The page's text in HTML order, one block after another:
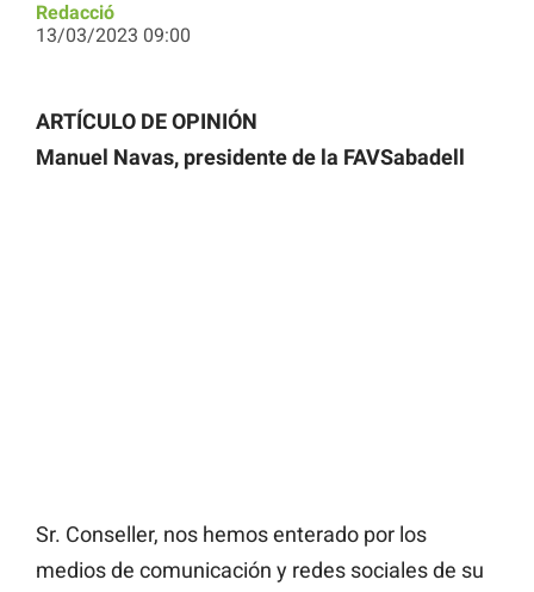
Redacció
13/03/2023 09:00
ARTÍCULO DE OPINIÓN
Manuel Navas, presidente de la FAVSabadell
Sr. Conseller, nos hemos enterado por los
medios de comunicación y redes sociales de su